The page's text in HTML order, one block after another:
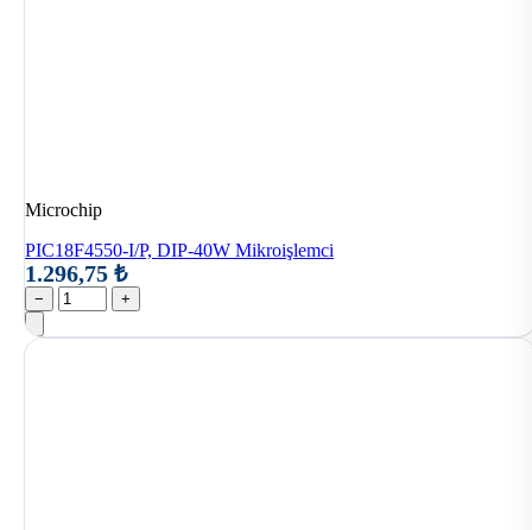
Microchip
PIC18F4550-I/P, DIP-40W Mikroişlemci
1.296,75 ₺
− +